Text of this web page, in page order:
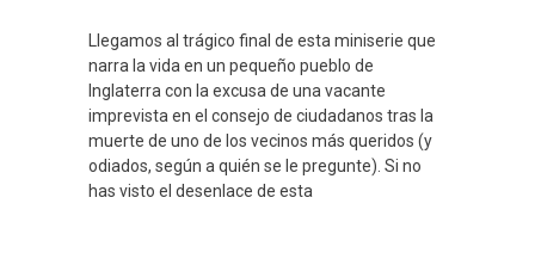
Llegamos al trágico final de esta miniserie que
narra la vida en un pequeño pueblo de
Inglaterra con la excusa de una vacante
imprevista en el consejo de ciudadanos tras la
muerte de uno de los vecinos más queridos (y
odiados, según a quién se le pregunte). Si no
has visto el desenlace de esta